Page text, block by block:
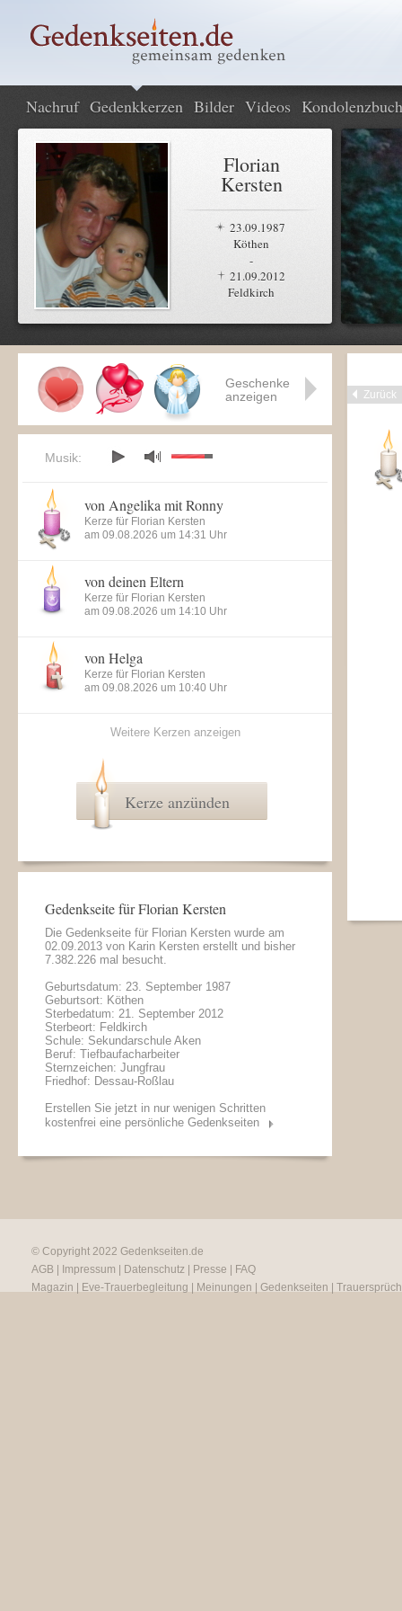
Nachruf Gedenkkerzen Bilder Videos Kondolenzbuch
Florian
Kersten
23.09.1987
Köthen
-
21.09.2012
Feldkirch
Zurück
Geschenke
anzeigen
Musik:
von Angelika mit Ronny
Kerze für Florian Kersten
am 09.08.2026 um 14:31 Uhr
von deinen Eltern
Kerze für Florian Kersten
am 09.08.2026 um 14:10 Uhr
von Helga
Kerze für Florian Kersten
am 09.08.2026 um 10:40 Uhr
Weitere Kerzen anzeigen
Kerze anzünden
Gedenkseite für Florian Kersten
Die Gedenkseite für Florian Kersten wurde am
02.09.2013 von Karin Kersten erstellt und bisher
7.382.226 mal besucht.
Geburtsdatum: 23. September 1987
Geburtsort: Köthen
Sterbedatum: 21. September 2012
Sterbeort: Feldkirch
Schule: Sekundarschule Aken
Beruf: Tiefbaufacharbeiter
Sternzeichen: Jungfrau
Friedhof: Dessau-Roßlau
Erstellen Sie jetzt in nur wenigen Schritten
kostenfrei eine persönliche Gedenkseiten
© Copyright 2022 Gedenkseiten.de
AGB
Impressum Datenschutz Presse
FAQ
Magazin
Eve-Trauerbegleitung Meinungen Gedenkseiten